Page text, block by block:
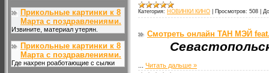
Прикольные картинки к 8
Марта с поздравлениями.
Извините, материал утерян.
Прикольные картинки к 8
Марта с поздравлениями.
Где нахрен роаботающие с сылки
Категория: НОВИНКИ КИНО Просмотров: 508
Смотреть онлайн ТАН МЭЙ
Читать дальше »